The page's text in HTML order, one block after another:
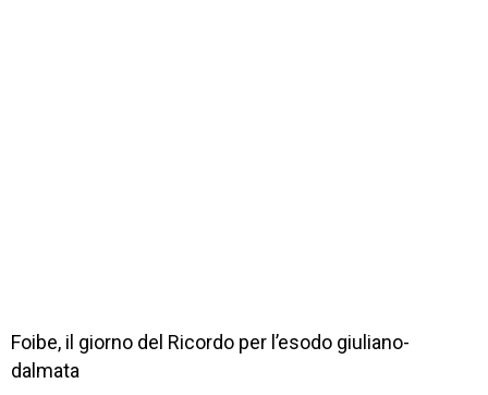
Foibe, il giorno del Ricordo per l’esodo giuliano-
dalmata